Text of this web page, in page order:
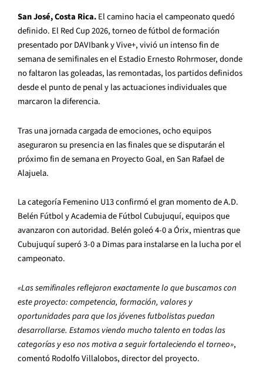
San José, Costa Rica.El camino hacia el campeonato quedó
definido. El Red Cup 2026, torneo de fútbol de formación
presentado por DAVIbank y Vive+, vivió un intenso fin de
semana de semifinales en el Estadio Ernesto Rohrmoser, donde
no faltaron las goleadas, las remontadas, los partidos definidos
desde el punto de penal y las actuaciones individuales que
marcaron la diferencia.
Tras una jornada cargada de emociones, ocho equipos
aseguraron su presencia en las finales que se disputarán el
próximo fin de semana en Proyecto Goal, en San Rafael de
Alajuela.
La categoría Femenino U13 confirmó el gran momento de A.D.
Belén Fútbol y Academia de Fútbol Cubujuquí, equipos que
avanzaron con autoridad. Belén goleó 4-0 a Órix, mientras que
Cubujuquí superó 3-0 a Dimas para instalarse en la lucha por el
campeonato.
«Las semifinales reflejaron exactamente lo que buscamos con
este proyecto: competencia, formación, valores y
oportunidades para que los jóvenes futbolistas puedan
desarrollarse. Estamos viendo mucho talento en todas las
categorías y eso nos motiva a seguir fortaleciendo el torneo»,
comentó Rodolfo Villalobos, director del proyecto.